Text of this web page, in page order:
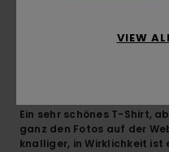
Ein sehr schönes T-Shirt,
ganz den Fotos auf der
knalliger, in Wirklichkeit ist
VIEW